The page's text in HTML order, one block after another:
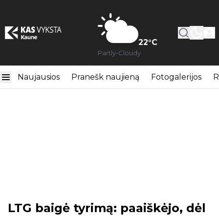
22°C
Partly-Cloudy
Naujausios Pranešk naujieną Fotogalerijos
LTG baigė tyrimą: paaiškėjo, dėl